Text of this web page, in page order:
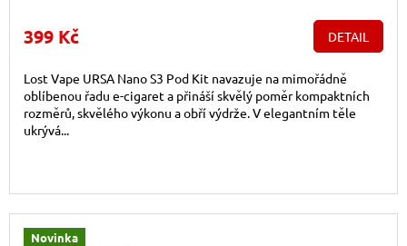
399 Kč DETAIL
Lost Vape URSA Nano S3 Pod Kit navazuje na mimořádně
oblíbenou řadu e-cigaret a přináší skvělý poměr kompaktních
rozměrů, skvělého výkonu a obří výdrže. V elegantním těle
ukrývá...
Novinka